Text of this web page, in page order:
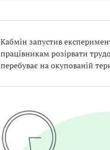
Кабмін запустив
працівникам розірвати
перебуває на окупованій